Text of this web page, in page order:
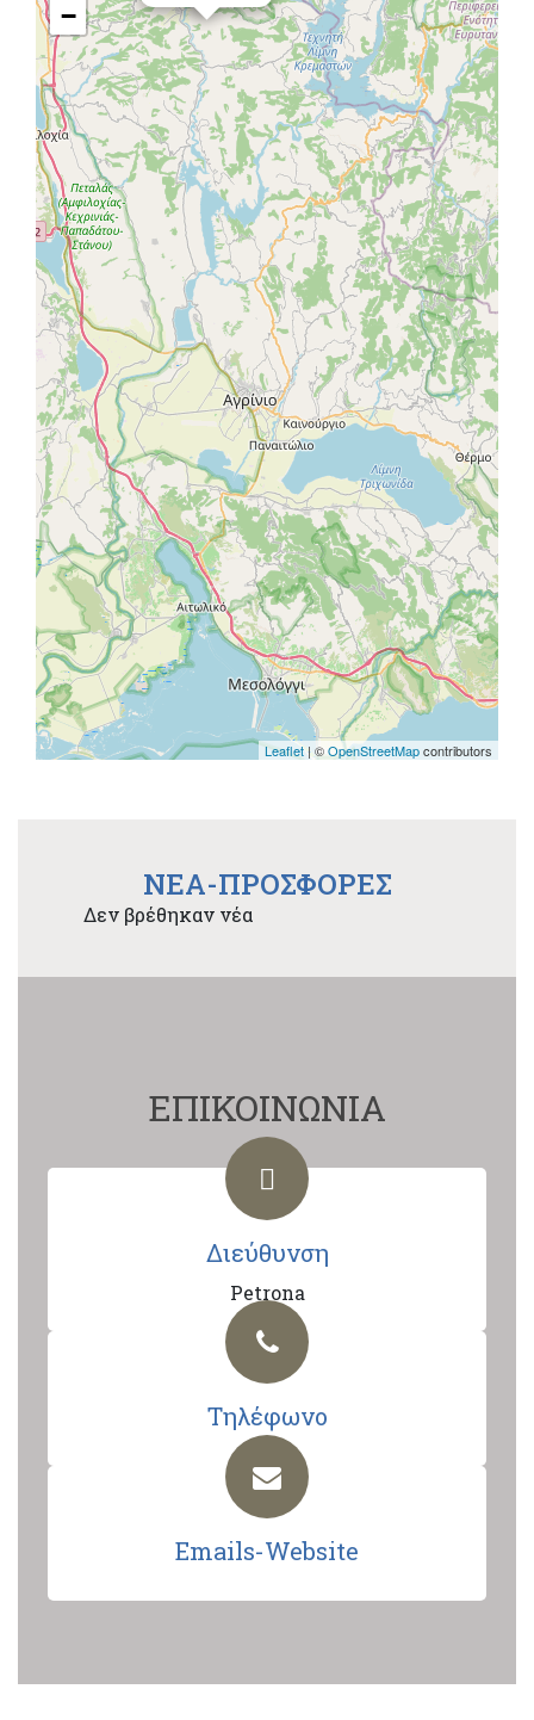
−
Leaflet| ©OpenStreetMapcontributors
NEA-ΠΡΟΣΦΟΡΕΣ
Δεν βρέθηκαν νέα
ΕΠΙΚΟΙΝΩΝΙΑ
Διεύθυνση
Petrona
Τηλέφωνο
Emails-Website